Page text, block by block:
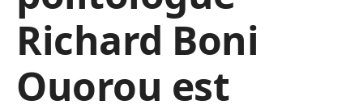
Richard Boni
Ouorou est